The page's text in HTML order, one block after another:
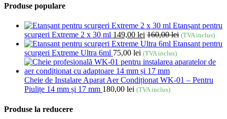
Produse populare
Etanșant pentru
scurgeri Extreme 2 x 30 ml 149,00 lei 160,00lei (TVA inclus)
Etansant pentru
scurgeri Extreme Ultra 6ml 75,00 lei (TVA inclus)
Cheie de Instalare Aparat Aer Condiționat WK-01 – Pentru
Piulițe 14 mm și 17 mm 180,00 lei (TVA inclus)
Produse la reducere